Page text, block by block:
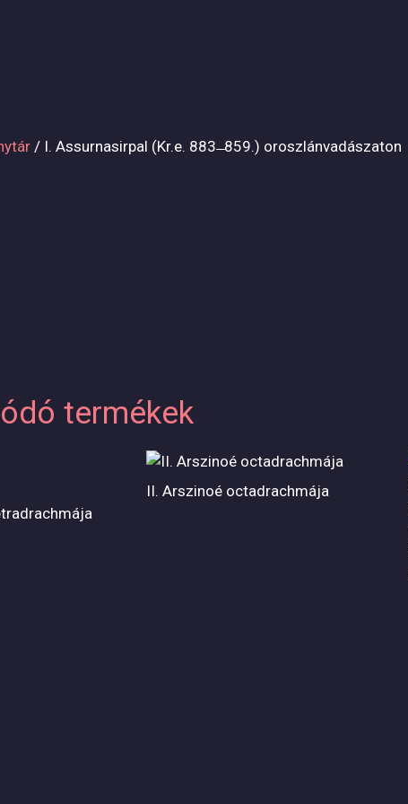
/ I. Assurnasirpal (Kr.e. 883 ̶ 859.) oroszlánvadászaton
termékek
II. Arszinoé octadrachmája